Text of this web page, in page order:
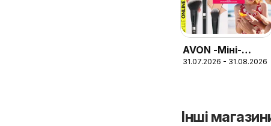
AVON -Міні-
каталог Серпень
31.07.2026 - 31.08.2026
Інші